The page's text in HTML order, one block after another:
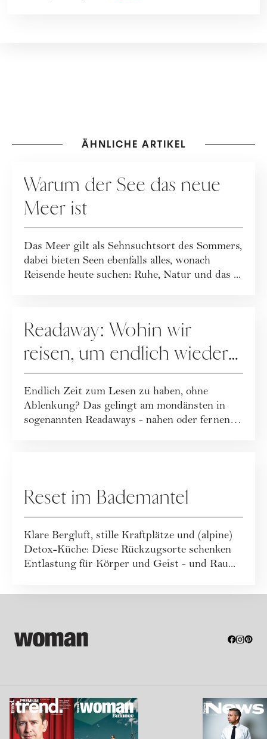
ÄHNLICHE ARTIKEL
Warum der See das neue
Meer ist
Das Meer gilt als Sehnsuchtsort des Sommers,
dabei bieten Seen ebenfalls alles, wonach
Reisende heute suchen: Ruhe, Natur und das ...
Readaway: Wohin wir
reisen, um endlich wieder
zu lesen
Endlich Zeit zum Lesen zu haben, ohne
Ablenkung? Das gelingt am mondänsten in
sogenannten Readaways - nahen oder fernen
Reset im Bademantel
Klare Bergluft, stille Kraftplätze und (alpine)
Detox-Küche: Diese Rückzugsorte schenken
Entlastung für Körper und Geist - und Rau...